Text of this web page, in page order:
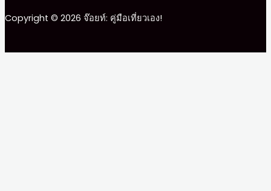
Copyright © 2026 จ๊อยท์: คู่มือเที่ยวเอง!